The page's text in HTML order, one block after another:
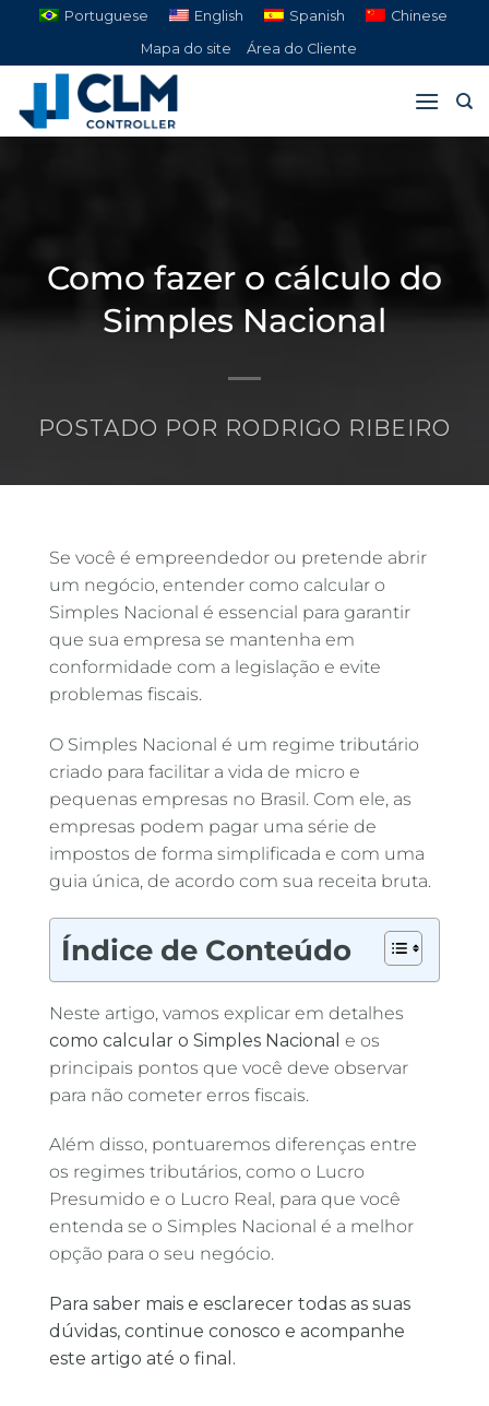
Pular
o
conteúdo
Portuguese English Spanish
Chinese
Mapa do site
Área do Cliente
Como fazer o cálculo do
Simples Nacional
POSTADO POR RODRIGO RIBEIRO
Se você é empreendedor ou pretende abrir
um negócio, entender como calcular o
Simples Nacional é essencial para garantir
que sua empresa se mantenha em
conformidade com a legislação e evite
problemas fiscais.
O Simples Nacional é um regime tributário
criado para facilitar a vida de micro e
pequenas empresas no Brasil. Com ele, as
empresas podem pagar uma série de
impostos de forma simplificada e com uma
guia única, de acordo com sua receita bruta.
Índice de Conteúdo
Neste artigo, vamos explicar em detalhes
como calcular o Simples Nacional e os
principais pontos que você deve observar
para não cometer erros fiscais.
Além disso, pontuaremos diferenças entre
os regimes tributários, como o Lucro
Presumido e o Lucro Real, para que você
entenda se o Simples Nacional é a melhor
opção para o seu negócio.
Para saber mais e esclarecer todas as suas
dúvidas, continue conosco e acompanhe
este artigo até o final.